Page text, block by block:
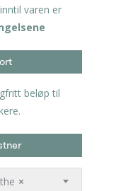
varen er
beløp til
×